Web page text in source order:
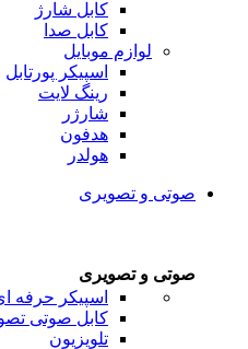
کابل شارژ
کابل صدا
لوازم موبایل
اسپیکر پورتابل
رینگ لایت
شارژر
هدفون
هولدر
صوتی و تصویری
صوتی و تصویری
اسپیکر حرفه
کابل صوتی
تلویزیون